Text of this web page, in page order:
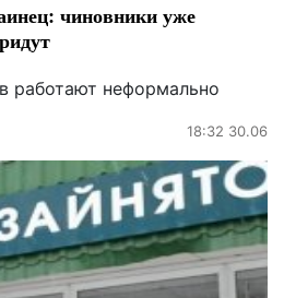
чиновники уже
работают неформально
18:32 30.06